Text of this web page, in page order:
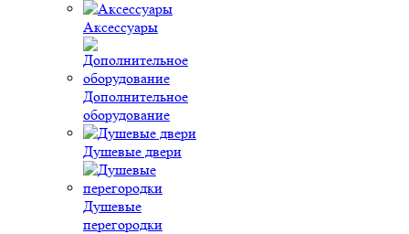
Аксессуары
Дополнительное
оборудование
Душевые двери
Душевые
перегородки